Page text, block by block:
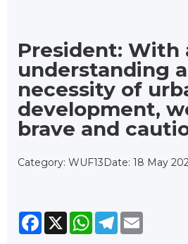
President: With
understanding
necessity of
development,
brave and
Category: WUF13Date: 18 May
Facebook
X WhatsApp
Telegram